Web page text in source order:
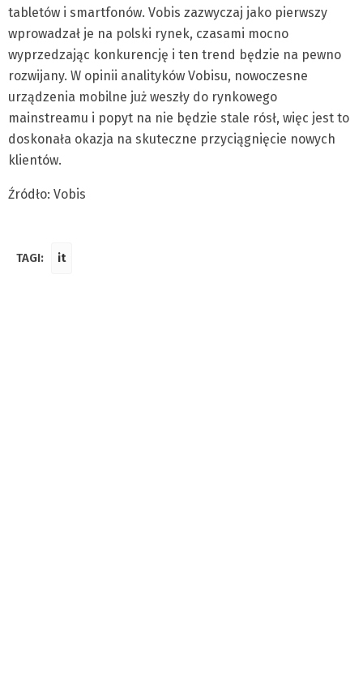
tabletów i smartfonów. Vobis zazwyczaj jako pierwszy
wprowadzał je na polski rynek, czasami mocno
wyprzedzając konkurencję i ten trend będzie na pewno
rozwijany. W opinii analityków Vobisu, nowoczesne
urządzenia mobilne już weszły do rynkowego
mainstreamu i popyt na nie będzie stale rósł, więc jest to
doskonała okazja na skuteczne przyciągnięcie nowych
klientów.
Źródło: Vobis
TAGI: it